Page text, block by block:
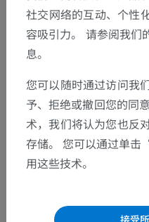
社交网络的互动、个性
容吸引力。 请参阅我们
息。
您可以随时通过访问我
予、拒绝或撤回您的同
术，我们将认为您也反
存储。 您可以通过单
用这些技术。
接受